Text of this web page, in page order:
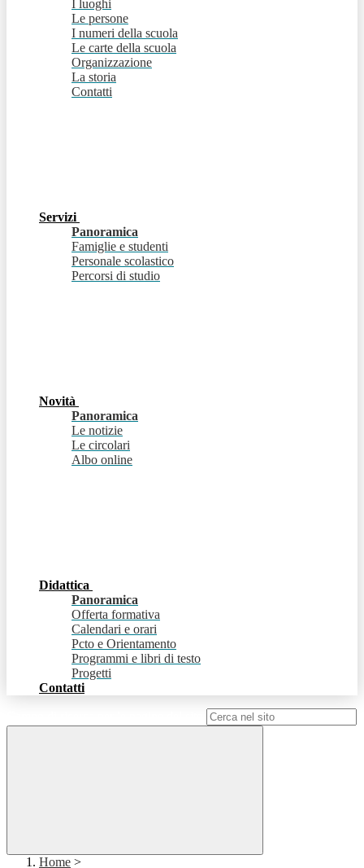
I luoghi
Le persone
I numeri della scuola
Le carte della scuola
Organizzazione
La storia
Contatti
Servizi
Panoramica
Famiglie e studenti
Personale scolastico
Percorsi di studio
Novità
Panoramica
Le notizie
Le circolari
Albo online
Didattica
Panoramica
Offerta formativa
Calendari e orari
Pcto e Orientamento
Programmi e libri di testo
Progetti
Contatti
Home >